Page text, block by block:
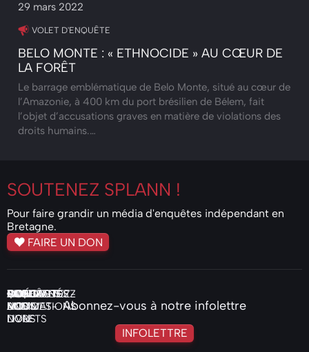
29 mars 2022
VOLET D'ENQUÊTE
BELO MONTE : « ETHNOCIDE » AU CŒUR DE
LA FORÊT
Le barrage emblématique de Belo Monte, situé au cœur de
l’Amazonie, à 400 km du port brésilien de Bélem, fait
l’objet d’accusations graves en matière de violations des
droits humains.…
SOUTENEZ SPLANN !
Pour faire grandir un média d'enquêtes indépendant en
Bretagne.
FAIRE UN DON
ENQUÊTES
ACTUALITÉS
VIDÉOS
PODCASTS
AUDIO
COMMANDEZ
NOS
LIVRETS
QUI
SOMMES-
NOUS
NOS
MOTIVATIONS
FAIRE
UN
DON
CONTACTEZ-
NOUS
Abonnez-vous à notre infolettre
INFOLETTRE